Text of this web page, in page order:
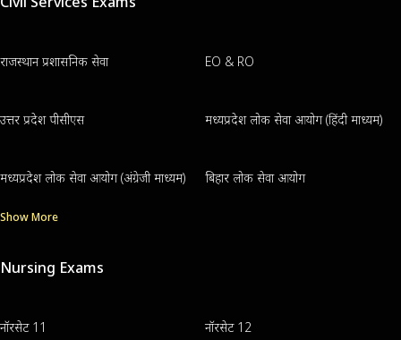
राजस्थान प्रशासनिक सेवा EO & RO
उत्तर प्रदेश पीसीएस मध्यप्रदेश लोक सेवा आयोग (हिंदी माध्यम)
मध्यप्रदेश लोक सेवा आयोग (अंग्रेजी माध्यम) बिहार लोक सेवा आयोग
Show More
Nursing Exams
नॉरसेट 11 नॉरसेट 12